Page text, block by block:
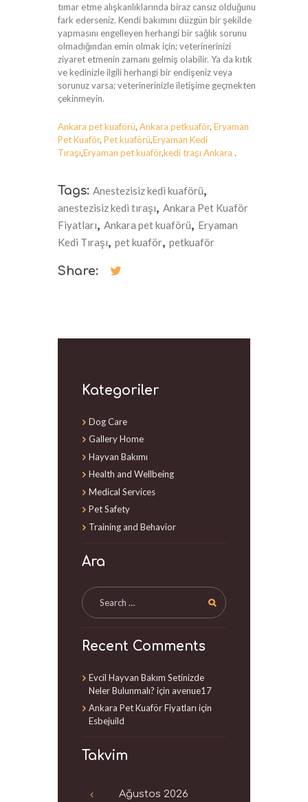
tımar etme alışkanlıklarında biraz cansız olduğunu
fark ederseniz. Kendi bakımını düzgün bir şekilde
yapmasını engelleyen herhangi bir sağlık sorunu
olmadığından emin olmak için; veterinerinizi
ziyaret etmenin zamanı gelmiş olabilir. Ya da kıtık
ve kedinizle ilgili herhangi bir endişeniz veya
sorunuz varsa; veterinerinizle iletişime geçmekten
çekinmeyin.
Ankara pet kuaförü, Ankara petkuaför, Eryaman
Pet Kuaför, Pet kuaförü,Eryaman Kedi
Tıraşı,Eryaman pet kuaför,kedi traşı Ankara .
Tags: Anestezisiz kedi kuaförü,
anestezisiz kedi tıraşı, Ankara Pet Kuaför
Fiyatları, Ankara pet kuaförü, Eryaman
Kedi Tıraşı, pet kuaför, petkuaför
Share:
Kategoriler
Dog Care
Gallery Home
Hayvan Bakımı
Health and Wellbeing
Medical Services
Pet Safety
Training and Behavior
Ara
Recent Comments
Evcil Hayvan Bakım Setinizde
Neler Bulunmalı? için avenue17
Ankara Pet Kuaför Fiyatları için
Esbejuild
Takvim
Ağustos 2026